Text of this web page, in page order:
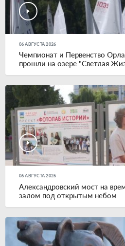
06 АВГУСТА 2026
Чемпионат и Первенство
прошли на озере "Светлая
06 АВГУСТА 2026
Александровский мост на
залом под открытым небом